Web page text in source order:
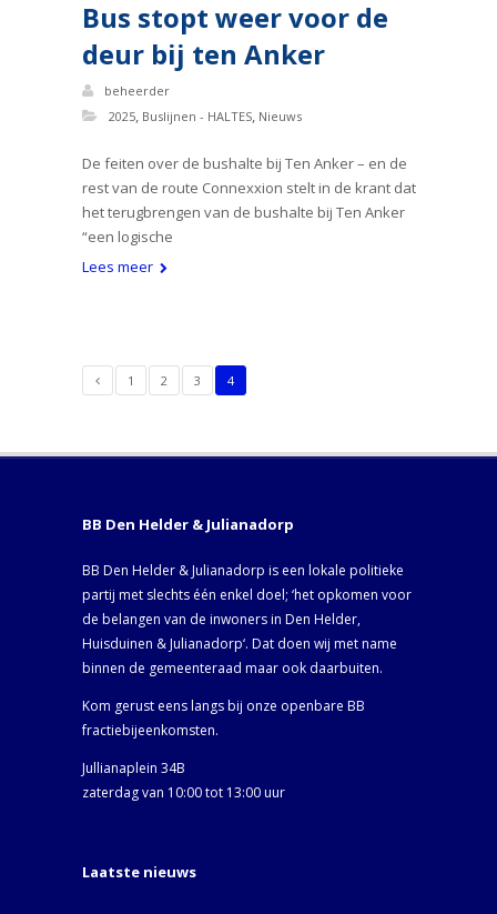
Bus stopt weer voor de
deur bij ten Anker
beheerder
2025, Buslijnen - HALTES, Nieuws
De feiten over de bushalte bij Ten Anker – en de
rest van de route Connexxion stelt in de krant dat
het terugbrengen van de bushalte bij Ten Anker
“een logische
Lees meer
1 2 3 4
BB Den Helder & Julianadorp
BB Den Helder & Julianadorp is een lokale politieke
partij met slechts één enkel doel; ‘het opkomen voor
de belangen van de inwoners in Den Helder,
Huisduinen & Julianadorp‘. Dat doen wij met name
binnen de gemeenteraad maar ook daarbuiten.
Kom gerust eens langs bij onze openbare BB
fractiebijeenkomsten.
Jullianaplein 34B
zaterdag van 10:00 tot 13:00 uur
Laatste nieuws